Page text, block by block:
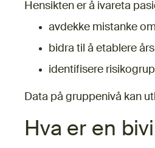
Hensikten er å ivareta
avdekke mistanke
bidra til å etablere
identifisere
Data på gruppenivå kan
Hva er en